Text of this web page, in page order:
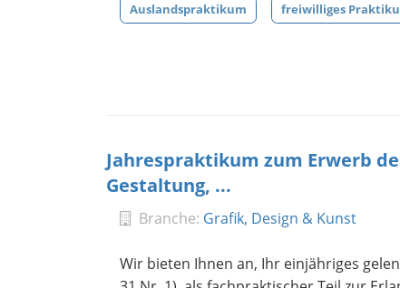
Auslandspraktikum freiwilliges
Jahrespraktikum zum Erwerb
Gestaltung, ...
Branche: Grafik, Design & Kunst
Wir bieten Ihnen an, Ihr einjähriges